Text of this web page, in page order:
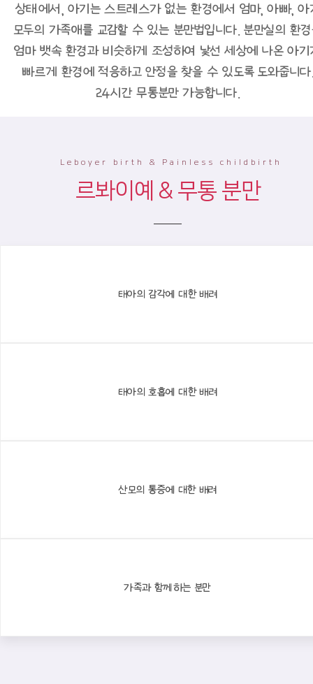
상태에서, 아기는 스트레스가 없는 환경에서 엄마, 아빠, 아
모두의 가족애를 교감할 수 있는 분만법입니다. 분만실의 환
엄마 뱃속 환경과 비슷하게 조성하여 낯선 세상에 나온 아기
빠르게 환경에 적응하고 안정을 찾을 수 있도록 도와줍니
24시간 무통분만 가능합니다.
Leboyer birth & Painless childbirth
르봐이예 & 무통 분만
태아의 감각에 대한 배려
태아의 호흡에 대한 배려
산모의 통증에 대한 배려
가족과 함께하는 분만